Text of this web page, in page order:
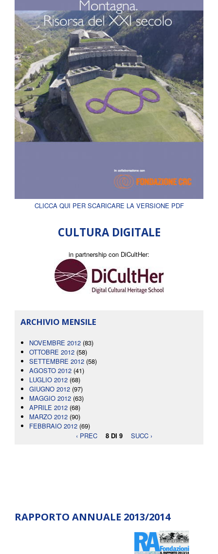
CLICCA QUI PER SCARICARE LA VERSIONE PDF
CULTURA DIGITALE
in partnership con DiCultHer:
ARCHIVIO MENSILE
NOVEMBRE 2012 (83)
OTTOBRE 2012 (58)
SETTEMBRE 2012 (58)
AGOSTO 2012 (41)
LUGLIO 2012 (68)
GIUGNO 2012 (97)
MAGGIO 2012 (63)
APRILE 2012 (68)
MARZO 2012 (90)
FEBBRAIO 2012 (69)
‹ PREC
8 DI 9 SUCC ›
RAPPORTO ANNUALE 2013/2014